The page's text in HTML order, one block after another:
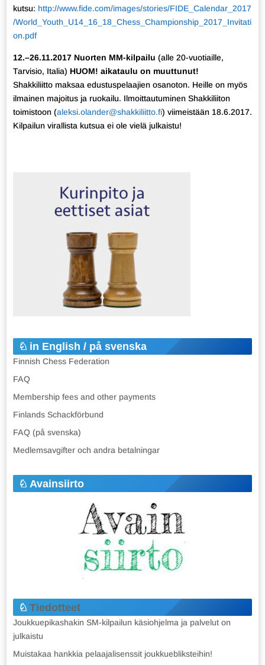
kutsu: http://www.fide.com/images/stories/FIDE_Calendar_2017
/World_Youth_U14_16_18_Chess_Championship_2017_Invitati
on.pdf
12.–26.11.2017 Nuorten MM-kilpailu (alle 20-vuotiaille,
Tarvisio, Italia) HUOM! aikataulu on muuttunut!
Shakkiliitto maksaa edustuspelaajien osanoton. Heille on myös
ilmainen majoitus ja ruokailu. Ilmoittautuminen Shakkiliiton
toimistoon (aleksi.olander@shakkiliitto.fi) viimeistään 18.6.2017.
Kilpailun virallista kutsua ei ole vielä julkaistu!
in English / på svenska
Finnish Chess Federation
FAQ
Membership fees and other payments
Finlands Schackförbund
FAQ (på svenska)
Medlemsavgifter och andra betalningar
Avainsiirto
Tiedotteet
Joukkuepikashakin SM-kilpailun käsiohjelma ja palvelut on
julkaistu
Muistakaa hankkia pelaajalisenssit joukkuebliksteihin!